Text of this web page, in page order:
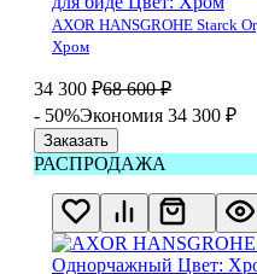
AXOR HANSGROHE Starck
Хром
34 300 ₽68 600 ₽
- 50%Экономия 34 300 ₽
Заказать
РАСПРОДАЖА